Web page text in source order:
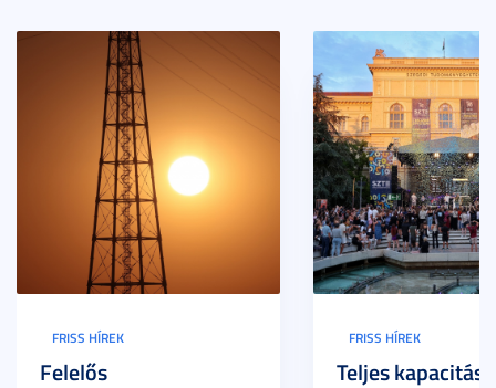
FRISS HÍREK
Felelős
FRISS HÍREK
Teljes